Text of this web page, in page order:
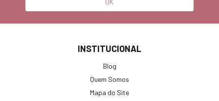
INSTITUCIONAL
Blog
Quem Somos
Mapa do Site